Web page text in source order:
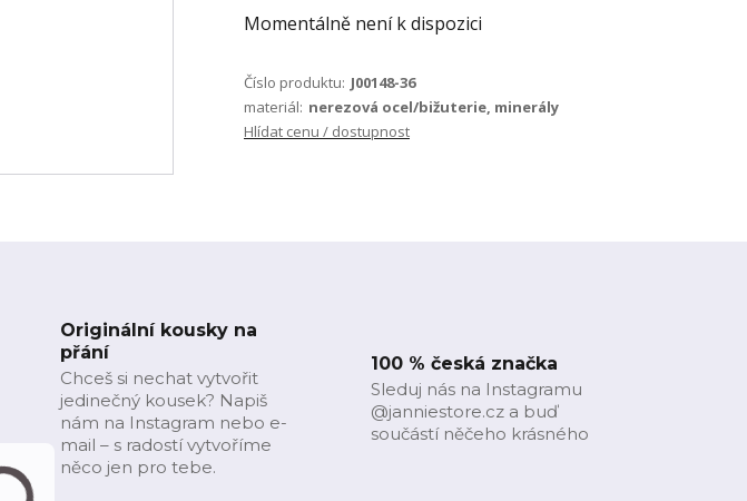
Momentálně není k dispozici
Číslo produktu: J00148-36
materiál: nerezová ocel/bižuterie, minerály
Hlídat cenu / dostupnost
Originální kousky na
přání
Chceš si nechat vytvořit
jedinečný kousek? Napiš
nám na Instagram nebo e-
mail – s radostí vytvoříme
něco jen pro tebe.
100 % česká značka
Sleduj nás na Instagramu
@janniestore.cz a buď
součástí něčeho krásného